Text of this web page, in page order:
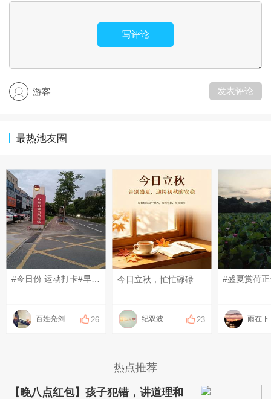
写评论
游客 发表评论
最热池友圈
#今日份 运动打卡#早上好！
百姓亮剑 26
今日立秋，忙忙碌碌又半年，不知不觉已是秋，希望这个秋天的风，不急不燥，岁月静好，带来所有好运，百事顺遂，万事顺心
纪双波 23 雨在下
热点推荐
【晚八点红包】孩子犯错，讲道理和